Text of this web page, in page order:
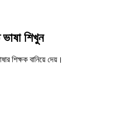
শিখুন
বানিয়ে দেয়।